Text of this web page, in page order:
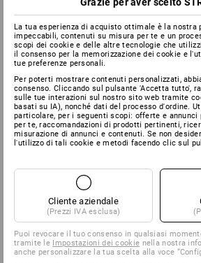
La tua esperienza di acquisto ottimale è la nostra
impeccabili, contenuti su misura per te e un
scopi dei cookie e delle altre tecnologie che
il consenso per la memorizzazione dei cookie e
tue preferenze personali.
Per poterti mostrare contenuti personalizzati,
consenso. Cliccando sul pulsante 'Accetta tutto',
sulle tue interazioni sul nostro sito web tramite
basati su IA), nonché dati del processo d'ordine.
particolare, per i seguenti scopi: offerte e
per te, raccomandazioni di prodotti pertinenti,
misurazione di annunci e contenuti. Se non
l'utilizzo di tali cookie e metodi facendo clic sul
Cliente aziendale
(Prezzi IVA esclusa)
Puoi revocare il tuo consenso in qualsiasi
tramite le Impostazioni dei cookie nella nostra
anche personalizzare la tua scelta alla voce